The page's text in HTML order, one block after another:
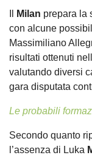
Milan prepara la
con alcune
Massimiliano
risultati ottenuti
valutando diversi
gara disputata
Le probabili
Secondo quanto
l’assenza di Luka